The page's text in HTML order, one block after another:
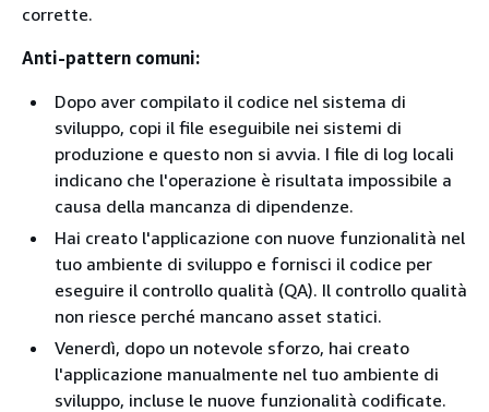
corrette.
Anti-pattern comuni:
Dopo aver compilato il codice nel sistema di
sviluppo, copi il file eseguibile nei sistemi di
produzione e questo non si avvia. I file di log locali
indicano che l'operazione è risultata impossibile a
causa della mancanza di dipendenze.
Hai creato l'applicazione con nuove funzionalità nel
tuo ambiente di sviluppo e fornisci il codice per
eseguire il controllo qualità (QA). Il controllo qualità
non riesce perché mancano asset statici.
Venerdì, dopo un notevole sforzo, hai creato
l'applicazione manualmente nel tuo ambiente di
sviluppo, incluse le nuove funzionalità codificate.